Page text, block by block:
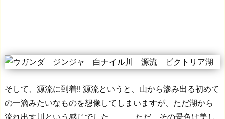
そして、源流に到着!! 源流というと、山から滲み出る初めて
の一滴みたいなものを想像してしまいますが、ただ湖から